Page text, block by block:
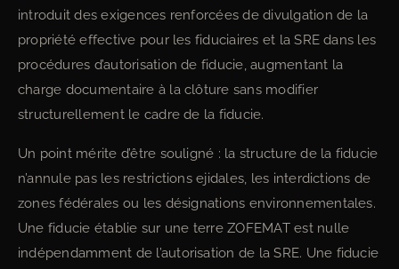
introduit des exigences renforcées de divulgation de la
propriété effective pour les fiduciaires et la SRE dans les
procédures d’autorisation de fiducie, augmentant la
charge documentaire à la clôture sans modifier
structurellement le cadre de la fiducie.
Un point mérite d’être souligné : la structure de la fiducie
n’annule pas les restrictions ejidales, les interdictions de
zones fédérales ou les désignations environnementales.
Une fiducie établie sur une terre ZOFEMAT est nulle
indépendamment de l’autorisation de la SRE. Une fiducie